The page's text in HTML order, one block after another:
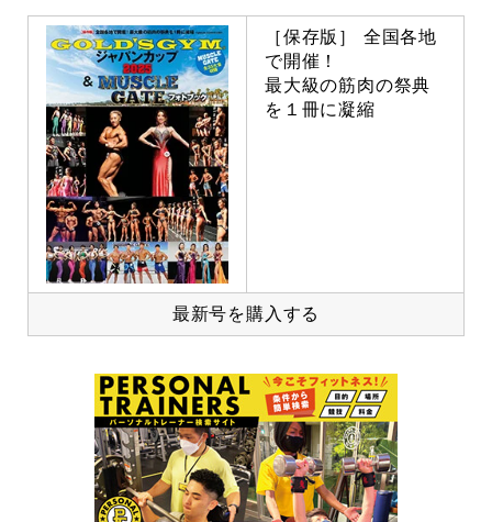
［保存版］ 全国各地
で開催！
最大級の筋肉の祭典
を１冊に凝縮
最新号を購入する